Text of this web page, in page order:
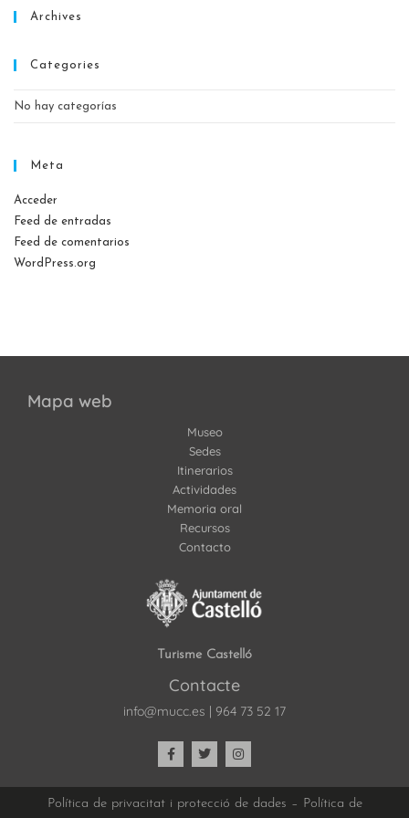
Archives
Categories
No hay categorías
Meta
Acceder
Feed de entradas
Feed de comentarios
WordPress.org
Mapa web
Museo
Sedes
Itinerarios
Actividades
Memoria oral
Recursos
Contacto
Turisme Castelló
Contacte
info@mucc.es | 964 73 52 17
Política de privacitat i protecció de dades – Política de